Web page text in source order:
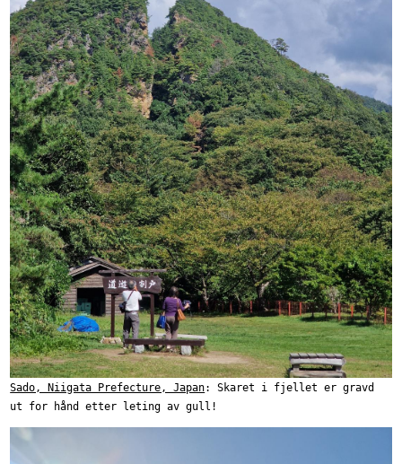
Sado, Niigata Prefecture, Japan: Skaret i fjellet er gravd
ut for hånd etter leting av gull!